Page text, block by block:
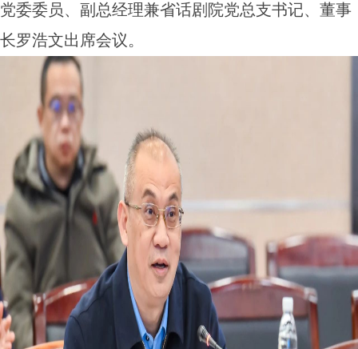
党委委员、副总经理兼省话剧院党总支书记、董事
长罗浩文出席会议。